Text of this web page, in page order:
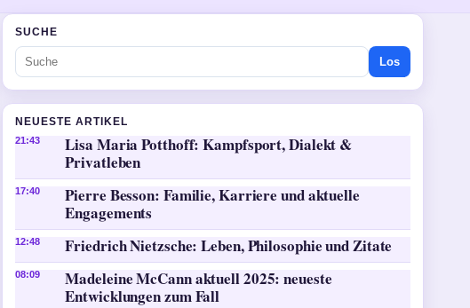
SUCHE
Los
NEUESTE ARTIKEL
21:43
Lisa Maria Potthoff: Kampfsport, Dialekt &
Privatleben
17:40
Pierre Besson: Familie, Karriere und aktuelle
Engagements
12:48 Friedrich Nietzsche: Leben, Philosophie und Zitate
08:09
Madeleine McCann aktuell 2025: neueste
Entwicklungen zum Fall